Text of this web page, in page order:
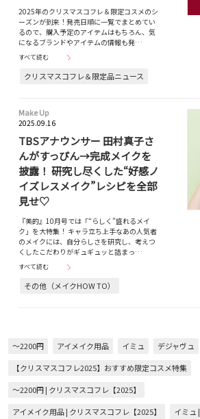
2025年のクリスマスコフレ＆限定コスメのシ
ーズンが到来！発売日順に一覧でまとめてい
るので、購入予定のアイテムはもちろん、気
になるブランドやアイテムの情報も発…
すべて読む
クリスマスコフレ＆限定品ニュース
Make Up
2025.09.16
TBSアナウンサー 田村真子さ
んがすっぴん→完成メイクを
披露！ 研究し尽くした“好感ノ
イズレスメイク”レシピを全部
見せ♡
『美的』10月号では「“らしく”盛れるメイ
ク」を大特集！ キャラ立ち上手なあの人気者
のメイクには、自分らしさを研究し、考えつ
くしたこだわりがギュギュッと詰まっ…
すべて読む
その他（メイクHOW TO）
～2200円 アイメイク用品 イミュ デジャヴュ
【クリスマスコフレ2025】おすすめ限定コスメ特集
～2200円 | クリスマスコフレ【2025】
アイメイク用品 | クリスマスコフレ【2025】
イミュ